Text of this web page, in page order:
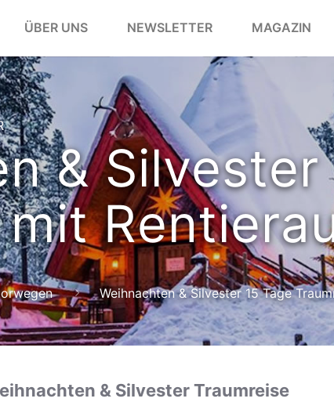
ÜBER UNS NEWSLETTER MAGAZIN
& Silvester
Weihnachten & Silvester 15 Tage
& Silvester Traumreise